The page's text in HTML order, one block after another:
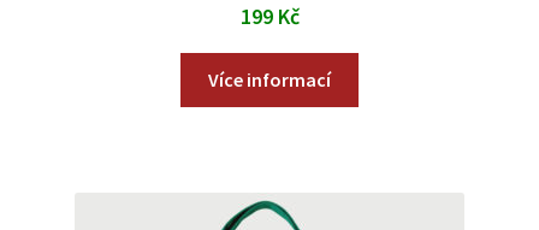
199 Kč
Více informací